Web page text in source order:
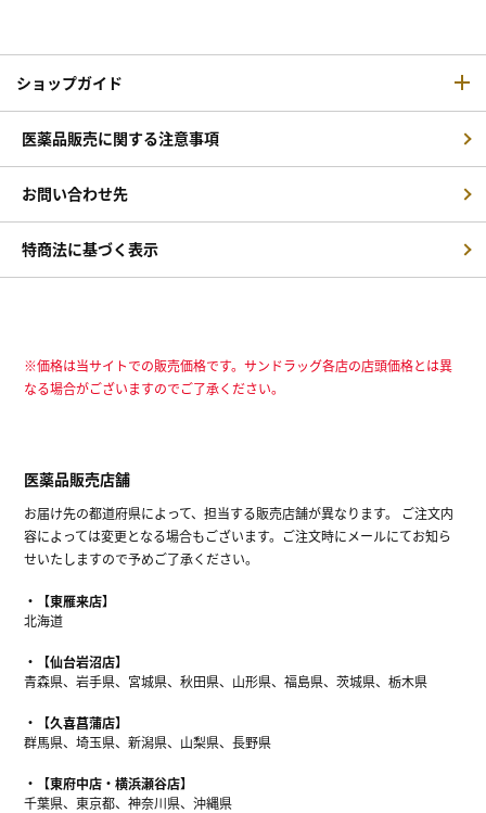
ショップガイド
医薬品販売に関する注意事項
お問い合わせ先
特商法に基づく表示
※価格は当サイトでの販売価格です。サンドラッグ各店の店頭価格とは異
なる場合がございますのでご了承ください。
医薬品販売店舗
お届け先の都道府県によって、担当する販売店舗が異なります。 ご注文内
容によっては変更となる場合もございます。ご注文時にメールにてお知ら
せいたしますので予めご了承ください。
【東雁来店】
北海道
【仙台岩沼店】
青森県、岩手県、宮城県、秋田県、山形県、福島県、茨城県、栃木県
【久喜菖蒲店】
群馬県、埼玉県、新潟県、山梨県、長野県
【東府中店・横浜瀬谷店】
千葉県、東京都、神奈川県、沖縄県